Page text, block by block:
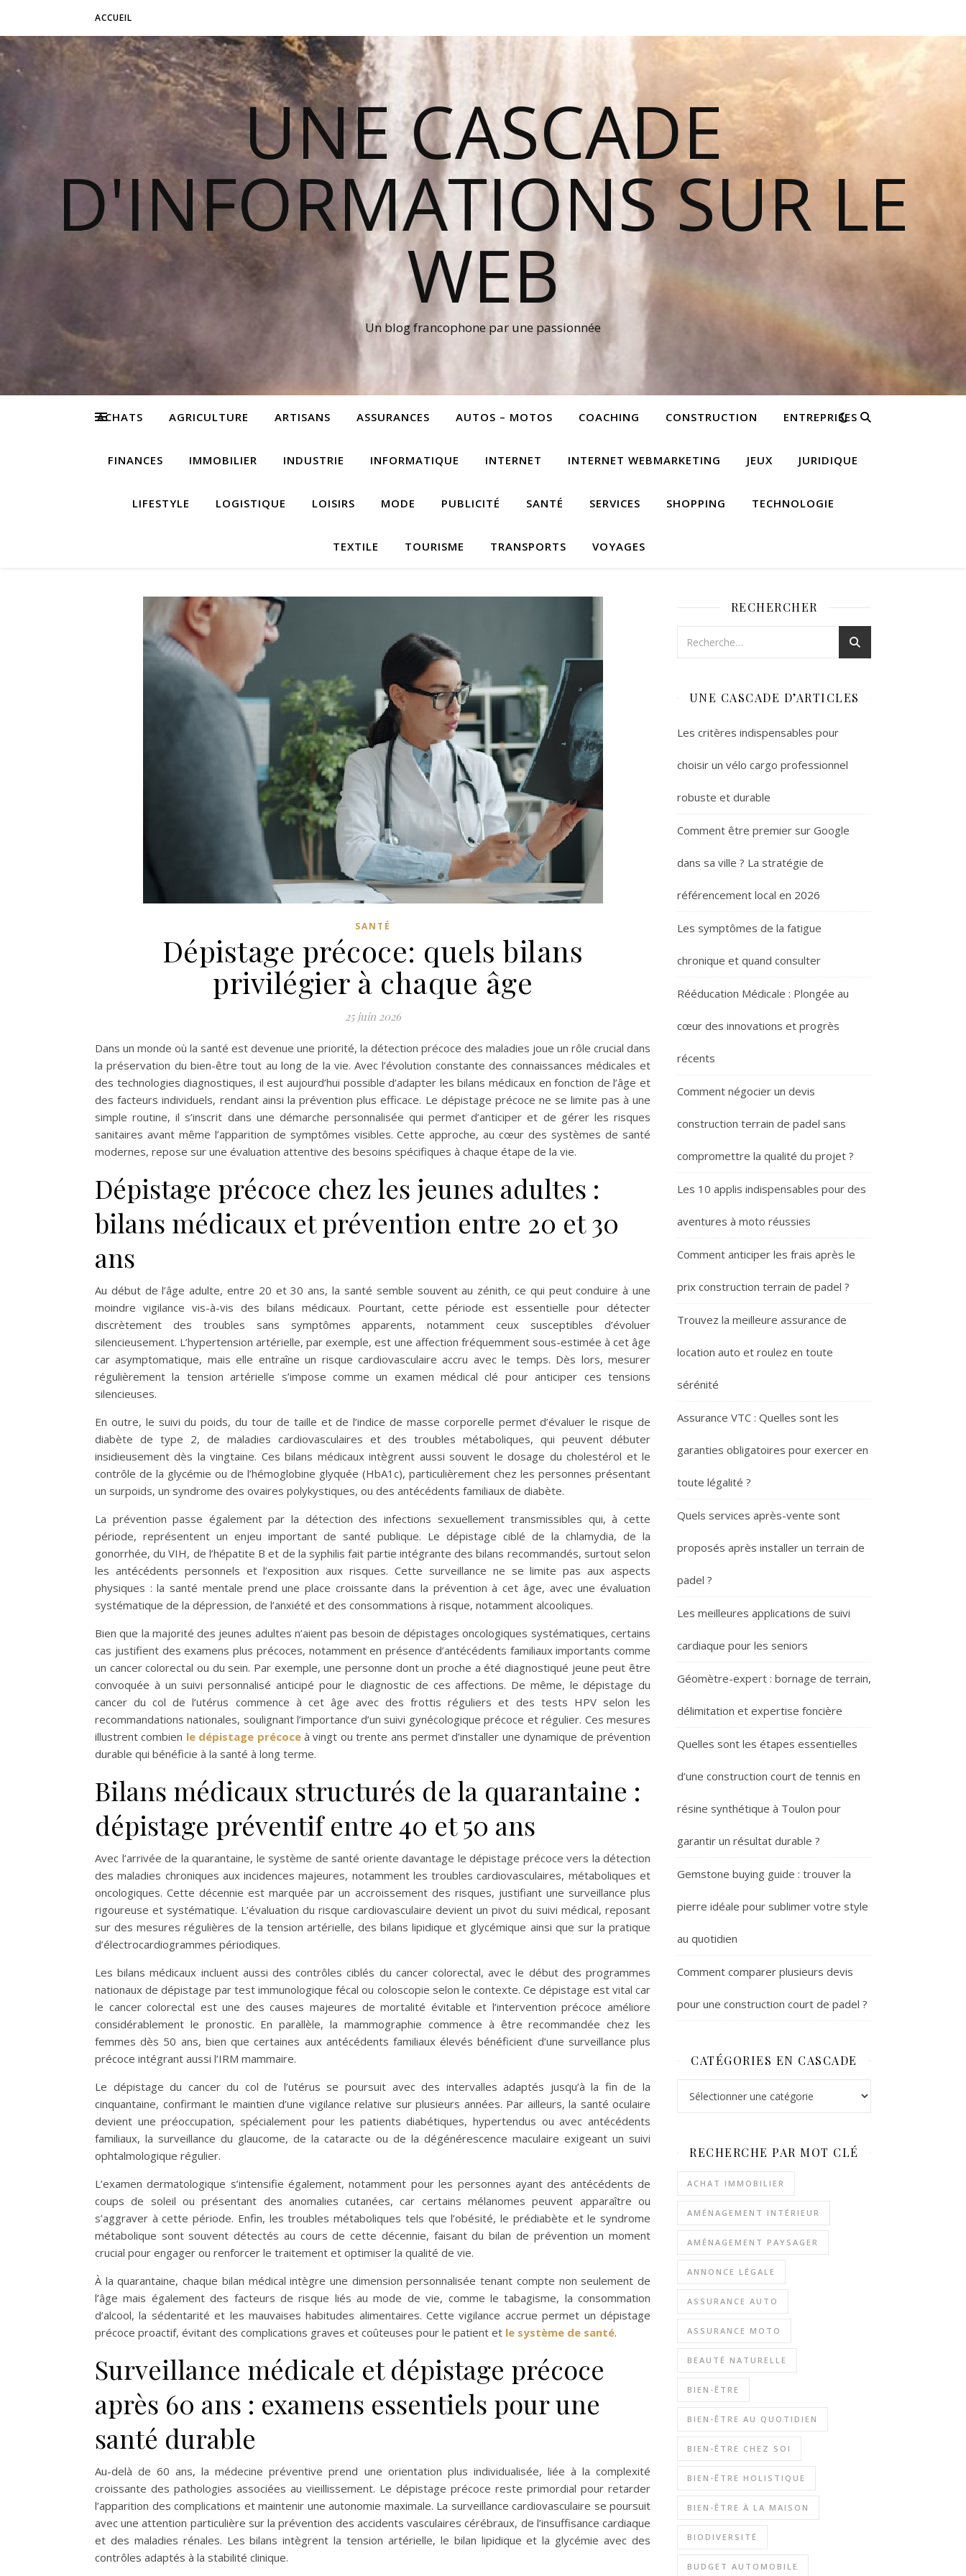
ACCUEIL
UNE CASCADE
D'INFORMATIONS SUR LE
WEB
Un blog francophone par une passionnée
ACHATS AGRICULTURE ARTISANS ASSURANCES AUTOS – MOTOS COACHING CONSTRUCTION ENTREPRISES
FINANCES IMMOBILIER INDUSTRIE INFORMATIQUE INTERNET INTERNET WEBMARKETING JEUX JURIDIQUE
LIFESTYLE LOGISTIQUE LOISIRS MODE PUBLICITÉ SANTÉ SERVICES SHOPPING TECHNOLOGIE
TEXTILE TOURISME TRANSPORTS VOYAGES
SANTÉ
Dépistage précoce: quels bilans
privilégier à chaque âge
25 juin 2026
Dans un monde où la santé est devenue une priorité, la détection précoce des maladies joue un rôle crucial dans
la préservation du bien-être tout au long de la vie. Avec l’évolution constante des connaissances médicales et
des technologies diagnostiques, il est aujourd’hui possible d’adapter les bilans médicaux en fonction de l’âge et
des facteurs individuels, rendant ainsi la prévention plus efficace. Le dépistage précoce ne se limite pas à une
simple routine, il s’inscrit dans une démarche personnalisée qui permet d’anticiper et de gérer les risques
sanitaires avant même l’apparition de symptômes visibles. Cette approche, au cœur des systèmes de santé
modernes, repose sur une évaluation attentive des besoins spécifiques à chaque étape de la vie.
Dépistage précoce chez les jeunes adultes :
bilans médicaux et prévention entre 20 et 30
ans
Au début de l’âge adulte, entre 20 et 30 ans, la santé semble souvent au zénith, ce qui peut conduire à une
moindre vigilance vis-à-vis des bilans médicaux. Pourtant, cette période est essentielle pour détecter
discrètement des troubles sans symptômes apparents, notamment ceux susceptibles d’évoluer
silencieusement. L’hypertension artérielle, par exemple, est une affection fréquemment sous-estimée à cet âge
car asymptomatique, mais elle entraîne un risque cardiovasculaire accru avec le temps. Dès lors, mesurer
régulièrement la tension artérielle s’impose comme un examen médical clé pour anticiper ces tensions
silencieuses.
En outre, le suivi du poids, du tour de taille et de l’indice de masse corporelle permet d’évaluer le risque de
diabète de type 2, de maladies cardiovasculaires et des troubles métaboliques, qui peuvent débuter
insidieusement dès la vingtaine. Ces bilans médicaux intègrent aussi souvent le dosage du cholestérol et le
contrôle de la glycémie ou de l’hémoglobine glyquée (HbA1c), particulièrement chez les personnes présentant
un surpoids, un syndrome des ovaires polykystiques, ou des antécédents familiaux de diabète.
La prévention passe également par la détection des infections sexuellement transmissibles qui, à cette
période, représentent un enjeu important de santé publique. Le dépistage ciblé de la chlamydia, de la
gonorrhée, du VIH, de l’hépatite B et de la syphilis fait partie intégrante des bilans recommandés, surtout selon
les antécédents personnels et l’exposition aux risques. Cette surveillance ne se limite pas aux aspects
physiques : la santé mentale prend une place croissante dans la prévention à cet âge, avec une évaluation
systématique de la dépression, de l’anxiété et des consommations à risque, notamment alcooliques.
Bien que la majorité des jeunes adultes n’aient pas besoin de dépistages oncologiques systématiques, certains
cas justifient des examens plus précoces, notamment en présence d’antécédents familiaux importants comme
un cancer colorectal ou du sein. Par exemple, une personne dont un proche a été diagnostiqué jeune peut être
convoquée à un suivi personnalisé anticipé pour le diagnostic de ces affections. De même, le dépistage du
cancer du col de l’utérus commence à cet âge avec des frottis réguliers et des tests HPV selon les
recommandations nationales, soulignant l’importance d’un suivi gynécologique précoce et régulier. Ces mesures
illustrent combien le dépistage précoceà vingt ou trente ans permet d’installer une dynamique de prévention
durable qui bénéficie à la santé à long terme.
Bilans médicaux structurés de la quarantaine :
dépistage préventif entre 40 et 50 ans
Avec l’arrivée de la quarantaine, le système de santé oriente davantage le dépistage précoce vers la détection
des maladies chroniques aux incidences majeures, notamment les troubles cardiovasculaires, métaboliques et
oncologiques. Cette décennie est marquée par un accroissement des risques, justifiant une surveillance plus
rigoureuse et systématique. L’évaluation du risque cardiovasculaire devient un pivot du suivi médical, reposant
sur des mesures régulières de la tension artérielle, des bilans lipidique et glycémique ainsi que sur la pratique
d’électrocardiogrammes périodiques.
Les bilans médicaux incluent aussi des contrôles ciblés du cancer colorectal, avec le début des programmes
nationaux de dépistage par test immunologique fécal ou coloscopie selon le contexte. Ce dépistage est vital car
le cancer colorectal est une des causes majeures de mortalité évitable et l’intervention précoce améliore
considérablement le pronostic. En parallèle, la mammographie commence à être recommandée chez les
femmes dès 50 ans, bien que certaines aux antécédents familiaux élevés bénéficient d’une surveillance plus
précoce intégrant aussi l’IRM mammaire.
Le dépistage du cancer du col de l’utérus se poursuit avec des intervalles adaptés jusqu’à la fin de la
cinquantaine, confirmant le maintien d’une vigilance relative sur plusieurs années. Par ailleurs, la santé oculaire
devient une préoccupation, spécialement pour les patients diabétiques, hypertendus ou avec antécédents
familiaux, la surveillance du glaucome, de la cataracte ou de la dégénérescence maculaire exigeant un suivi
ophtalmologique régulier.
L’examen dermatologique s’intensifie également, notamment pour les personnes ayant des antécédents de
coups de soleil ou présentant des anomalies cutanées, car certains mélanomes peuvent apparaître ou
s’aggraver à cette période. Enfin, les troubles métaboliques tels que l’obésité, le prédiabète et le syndrome
métabolique sont souvent détectés au cours de cette décennie, faisant du bilan de prévention un moment
crucial pour engager ou renforcer le traitement et optimiser la qualité de vie.
À la quarantaine, chaque bilan médical intègre une dimension personnalisée tenant compte non seulement de
l’âge mais également des facteurs de risque liés au mode de vie, comme le tabagisme, la consommation
d’alcool, la sédentarité et les mauvaises habitudes alimentaires. Cette vigilance accrue permet un dépistage
précoce proactif, évitant des complications graves et coûteuses pour le patient et le système de santé.
Surveillance médicale et dépistage précoce
après 60 ans : examens essentiels pour une
santé durable
Au-delà de 60 ans, la médecine préventive prend une orientation plus individualisée, liée à la complexité
croissante des pathologies associées au vieillissement. Le dépistage précoce reste primordial pour retarder
l’apparition des complications et maintenir une autonomie maximale. La surveillance cardiovasculaire se poursuit
avec une attention particulière sur la prévention des accidents vasculaires cérébraux, de l’insuffisance cardiaque
et des maladies rénales. Les bilans intègrent la tension artérielle, le bilan lipidique et la glycémie avec des
contrôles adaptés à la stabilité clinique.
RECHERCHER
UNE CASCADE D’ARTICLES
Les critères indispensables pour
choisir un vélo cargo professionnel
robuste et durable
Comment être premier sur Google
dans sa ville ? La stratégie de
référencement local en 2026
Les symptômes de la fatigue
chronique et quand consulter
Rééducation Médicale : Plongée au
cœur des innovations et progrès
récents
Comment négocier un devis
construction terrain de padel sans
compromettre la qualité du projet ?
Les 10 applis indispensables pour des
aventures à moto réussies
Comment anticiper les frais après le
prix construction terrain de padel ?
Trouvez la meilleure assurance de
location auto et roulez en toute
sérénité
Assurance VTC : Quelles sont les
garanties obligatoires pour exercer en
toute légalité ?
Quels services après-vente sont
proposés après installer un terrain de
padel ?
Les meilleures applications de suivi
cardiaque pour les seniors
Géomètre-expert : bornage de terrain,
délimitation et expertise foncière
Quelles sont les étapes essentielles
d’une construction court de tennis en
résine synthétique à Toulon pour
garantir un résultat durable ?
Gemstone buying guide : trouver la
pierre idéale pour sublimer votre style
au quotidien
Comment comparer plusieurs devis
pour une construction court de padel ?
CATÉGORIES EN CASCADE
RECHERCHE PAR MOT CLÉ
ACHAT IMMOBILIER
AMÉNAGEMENT INTÉRIEUR
AMÉNAGEMENT PAYSAGER
ANNONCE LÉGALE
ASSURANCE AUTO
ASSURANCE MOTO
BEAUTÉ NATURELLE
BIEN-ÊTRE
BIEN-ÊTRE AU QUOTIDIEN
BIEN-ÊTRE CHEZ SOI
BIEN-ÊTRE HOLISTIQUE
BIEN-ÊTRE À LA MAISON
BIODIVERSITÉ
BUDGET AUTOMOBILE